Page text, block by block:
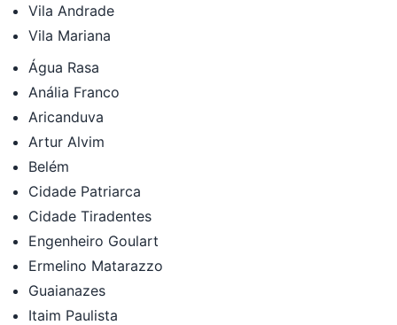
Vila Andrade
Vila Mariana
Água Rasa
Anália Franco
Aricanduva
Artur Alvim
Belém
Cidade Patriarca
Cidade Tiradentes
Engenheiro Goulart
Ermelino Matarazzo
Guaianazes
Itaim Paulista